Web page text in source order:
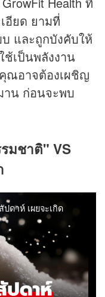
อียด ยามที่
บ และถูกบังคับให้
เป็นพลังงาน
ณอาจต้องเผชิญ
าน ก่อนจะพบ
มชาติ" VS